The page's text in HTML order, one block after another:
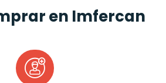
en Imfercan